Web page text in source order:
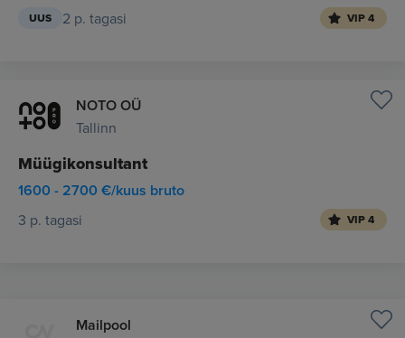
UUS 2 p. tagasi VIP 4
NOTO OÜ
Tallinn
Müügikonsultant
1600 - 2700 €/kuus bruto
3 p. tagasi VIP 4
Mailpool